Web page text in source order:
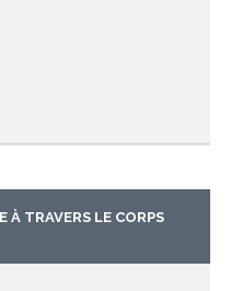
À TRAVERS LE CORPS